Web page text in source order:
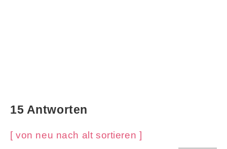
15 Antworten
[ von neu nach alt sortieren ]